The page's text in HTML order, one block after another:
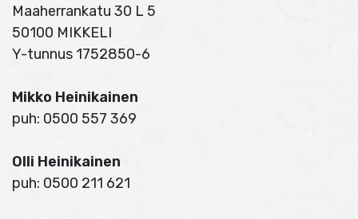
Maaherrankatu 30 L 5
50100 MIKKELI
Y-tunnus 1752850-6
Mikko Heinikainen
puh: 0500 557 369
Olli Heinikainen
puh: 0500 211 621